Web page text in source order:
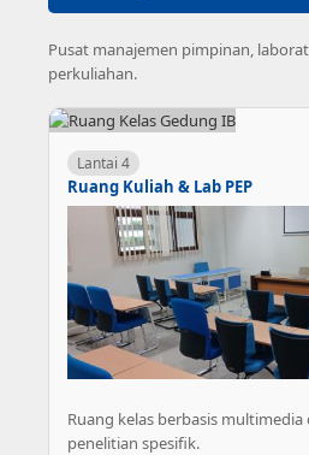
Pusat manajemen pimpinan,
perkuliahan.
Lantai 4
Ruang Kuliah & Lab PEP
Ruang kelas berbasis
penelitian spesifik.